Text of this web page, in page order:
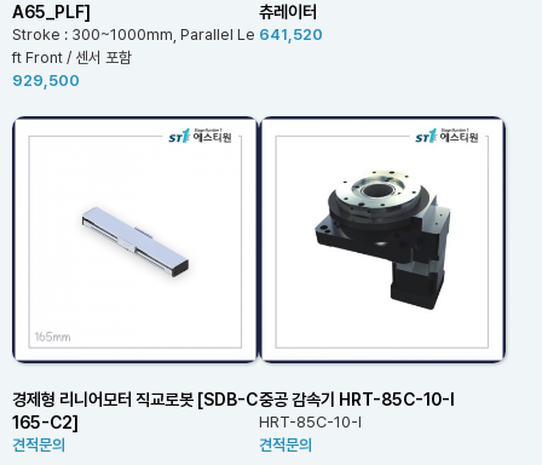
A65_PLF]
Stroke : 300~1000mm, Parallel Le
ft Front / 센서 포함
929,500
츄레이터
641,520
경제형 리니어모터 직교로봇 [SDB-C
165-C2]
견적문의
중공 감속기 HRT-85C-10-I
HRT-85C-10-I
견적문의